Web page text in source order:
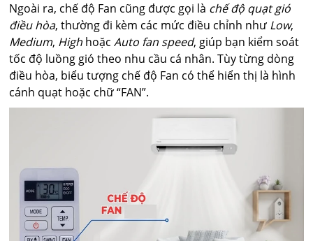
Ngoài ra, chế độ Fan cũng được gọi là chế độ quạt gió
điều hòa, thường đi kèm các mức điều chỉnh như Low,
Medium, High hoặcAuto fan speed, giúp bạn kiểm soát
tốc độ luồng gió theo nhu cầu cá nhân. Tùy từng dòng
điều hòa, biểu tượng chế độ Fan có thể hiển thị là hình
cánh quạt hoặc chữ “FAN”.